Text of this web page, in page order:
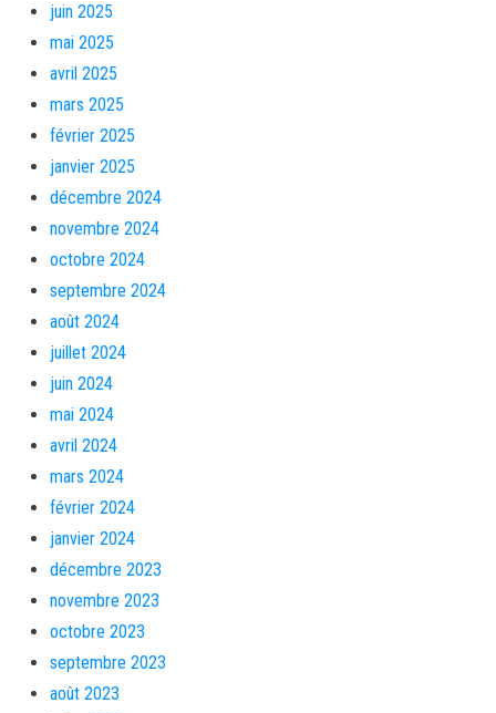
juin 2025
mai 2025
avril 2025
mars 2025
février 2025
janvier 2025
décembre 2024
novembre 2024
octobre 2024
septembre 2024
août 2024
juillet 2024
juin 2024
mai 2024
avril 2024
mars 2024
février 2024
janvier 2024
décembre 2023
novembre 2023
octobre 2023
septembre 2023
août 2023